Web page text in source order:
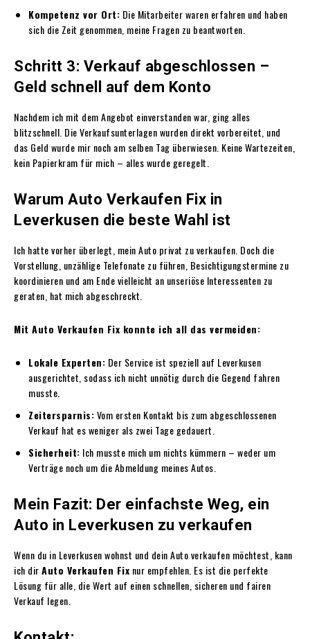
Kompetenz vor Ort: Die Mitarbeiter waren erfahren und haben
sich die Zeit genommen, meine Fragen zu beantworten.
Schritt 3: Verkauf abgeschlossen –
Geld schnell auf dem Konto
Nachdem ich mit dem Angebot einverstanden war, ging alles
blitzschnell. Die Verkaufsunterlagen wurden direkt vorbereitet, und
das Geld wurde mir noch am selben Tag überwiesen. Keine Wartezeiten,
kein Papierkram für mich – alles wurde geregelt.
Warum Auto Verkaufen Fix in
Leverkusen die beste Wahl ist
Ich hatte vorher überlegt, mein Auto privat zu verkaufen. Doch die
Vorstellung, unzählige Telefonate zu führen, Besichtigungstermine zu
koordinieren und am Ende vielleicht an unseriöse Interessenten zu
geraten, hat mich abgeschreckt.
Mit Auto Verkaufen Fix konnte ich all das vermeiden:
Lokale Experten: Der Service ist speziell auf Leverkusen
ausgerichtet, sodass ich nicht unnötig durch die Gegend fahren
musste.
Zeitersparnis:Vom ersten Kontakt bis zum abgeschlossenen
Verkauf hat es weniger als zwei Tage gedauert.
Sicherheit: Ich musste mich um nichts kümmern – weder um
Verträge noch um die Abmeldung meines Autos.
Mein Fazit: Der einfachste Weg, ein
Auto in Leverkusen zu verkaufen
Wenn du in Leverkusen wohnst und dein Auto verkaufen möchtest, kann
ich dirAuto Verkaufen Fix nur empfehlen. Es ist die perfekte
Lösung für alle, die Wert auf einen schnellen, sicheren und fairen
Verkauf legen.